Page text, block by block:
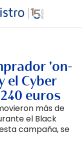
'on-
el Cyber
euros
más de
el Black
campaña, se